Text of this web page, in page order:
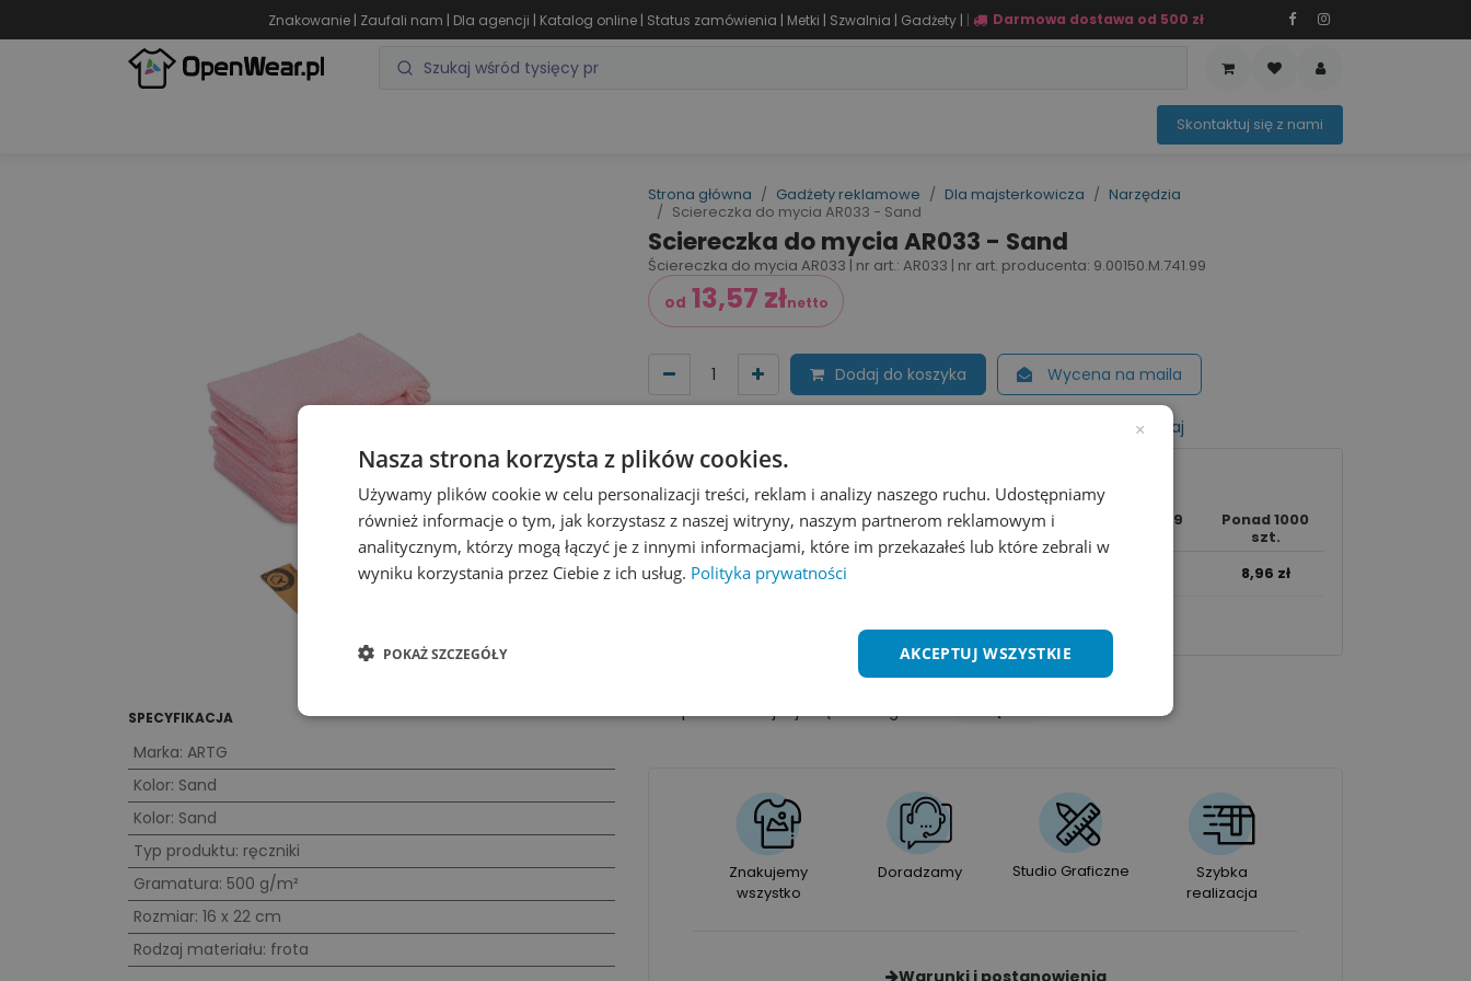
Znakowanie | Zaufali nam | Dla agencji | Katalog online | Status zamówienia | Metki | Szwalnia | Gadżety | | Darmowa dostawa od 500 zł
OFERTA SEZONOWASko​ntaktuj ​​​​się z nami​​​​
Strona główna Gadżety reklamowe Dla majsterkowicza
Narzędzia
Sciereczka do mycia AR033 - Sand
Sciereczka do mycia AR033 - Sand
Ściereczka do mycia AR033 | nr art.: AR033 | nr art. producenta: 9.00150.M.741.99
SPECYFIKACJA
Marka: ARTG
Kolor: Sand
Kolor: Sand
Typ produktu: ręczniki
Gramatura: 500 g/m²
Rozmiar: 16 x 22 cm
Rodzaj materiału: frota
od 13,57 złnetto
Dodaj do koszyka Wycena na maila
Porównaj
Ilość 1 - 9 szt. 10 - 49 szt. 50 - 249 szt.
250 - 999
Ponad 1000
szt.
Cena
13,57zł 8,96 zł
Ten produkt znajduje się w kategoriach: Narzędzia
Znakujemy
wszystko
Doradzamy Studio Graficzne
Szybka
realizacja
Warunki i postanowienia
×
Nasza strona korzysta z plików cookies.
Używamy plików cookie w celu personalizacji treści, reklam i analizy naszego ruchu. Udostępniamy
również informacje o tym, jak korzystasz z naszej witryny, naszym partnerom reklamowym i
analitycznym, którzy mogą łączyć je z innymi informacjami, które im przekazałeś lub które zebrali w
wyniku korzystania przez Ciebie z ich usług. Polityka prywatności
AKCEPTUJ WSZYSTKIE
POKAŻ SZCZEGÓŁY